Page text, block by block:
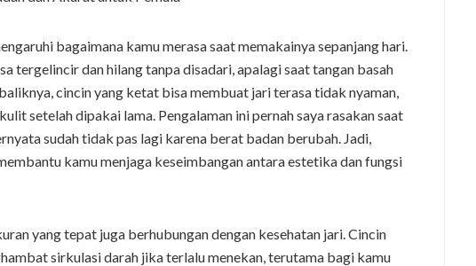
bagaimana kamu merasa saat memakainya sepanjang hari.
tergelincir dan hilang tanpa disadari, apalagi saat tangan basah
cincin yang ketat bisa membuat jari terasa tidak nyaman,
setelah dipakai lama. Pengalaman ini pernah saya rasakan saat
sudah tidak pas lagi karena berat badan berubah. Jadi,
kamu menjaga keseimbangan antara estetika dan fungsi
yang tepat juga berhubungan dengan kesehatan jari. Cincin
sirkulasi darah jika terlalu menekan, terutama bagi kamu